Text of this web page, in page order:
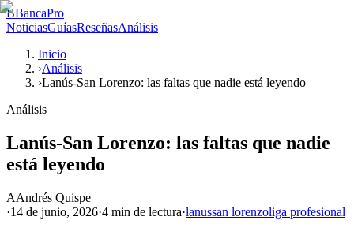
BBancaPro
NoticiasGuíasReseñasAnálisis
Inicio
›Análisis
›Lanús-San Lorenzo: las faltas que nadie está leyendo
Análisis
Lanús-San Lorenzo: las faltas que nadie
está leyendo
AAndrés Quispe
·14 de junio, 2026·4 min de lectura·lanussan lorenzoliga profesional